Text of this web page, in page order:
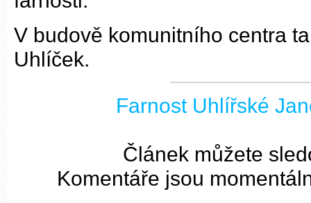
V budově komunitního centra
Uhlíček.
Farnost Uhlířské
Článek můžete
Komentáře jsou